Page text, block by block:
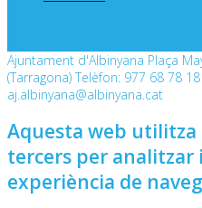
Ajuntament d'Albinyana Plaça
(Tarragona) Telèfon: 977 68 78
aj.albinyana@albinyana.cat
Aquesta web utilitza
tercers per analitzar
experiència de